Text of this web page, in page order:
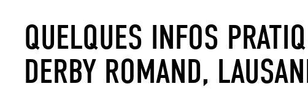
QUELQUES INFOS
DERBY ROMAND,